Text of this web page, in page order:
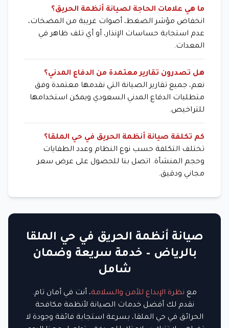
ما هي علامات الحاجة لصيانة أنظمة الحريق؟
انخفاض مؤشر الضغط، أصوات غريبة من المضخات،
عدم استجابة حساسات الإنذار، أو أي تلف ظاهر في
المعدات.
هل تصدرون تقارير معتمدة من الدفاع المدني؟
نعم، جميع تقارير الصيانة التي نقدمها معتمدة وفق
متطلبات الدفاع المدني السعودي ويمكن استخدامها
للتراخيص.
كم تكلفة صيانة أنظمة الحريق في حي الملقا؟
تختلف التكلفة حسب نوع النظام وعدد الطفايات
وحجم المنشأة. اتصل بنا للحصول على عرض سعر
مجاني ودقيق.
صيانة أنظمة الحريق في حي الملقا
بالرياض – خدمة سريعة وضمان
شامل
مع نظرة الإبداع للأمن والسلامة، أنت في أمان تام.
نقدم لك أفضل خدمات الصيانة لأنظمة مكافحة
الحرائق في حي الملقا، بسرعة استجابة فائقة وجودة لا